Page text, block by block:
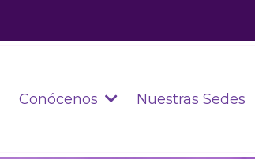
Conócenos Nuestras Sedes